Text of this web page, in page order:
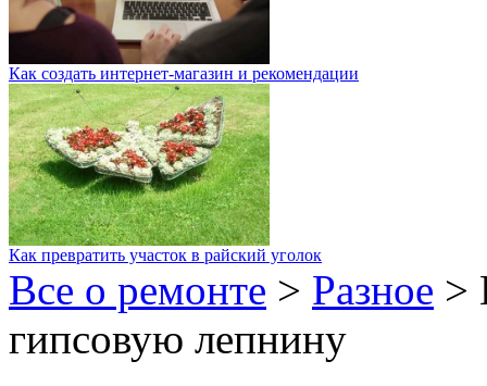
Как создать интернет-магазин и рекомендации
Как превратить участок в райский уголок
Все о ремонте > Разное >
гипсовую лепнину